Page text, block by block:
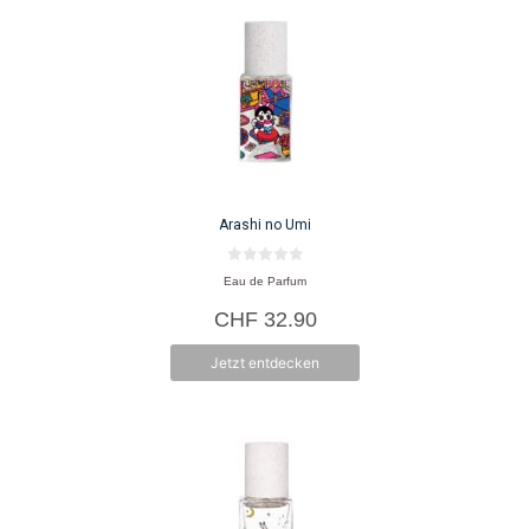
Arashi no Umi
0
v
n
5
Eau de Parfum
CHF32.90
Jetzt entdecken